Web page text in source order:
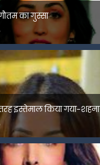
का गुस्सा
इस्तेमाल किया गया-